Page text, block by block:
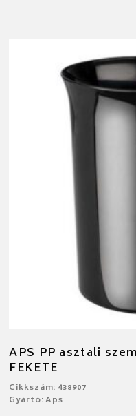
APS PP asztali
FEKETE
Cikkszám: 438907
Gyártó: Aps